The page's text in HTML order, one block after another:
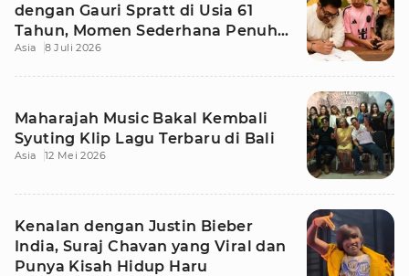
dengan Gauri Spratt di Usia 61
Tahun, Momen Sederhana Penuh
Kehangatan
Asia 8 Juli 2026
Maharajah Music Bakal Kembali
Syuting Klip Lagu Terbaru di Bali
Asia 12 Mei 2026
Kenalan dengan Justin Bieber
India, Suraj Chavan yang Viral dan
Punya Kisah Hidup Haru